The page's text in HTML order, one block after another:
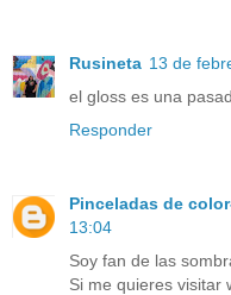
Rusineta 13 de
el gloss es una
Responder
Pinceladas de
13:04
Soy fan de las
Si me quieres visitar